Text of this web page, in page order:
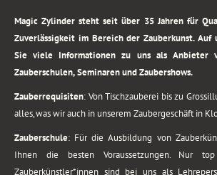
Magic Zylinder steht seit über 35 Jahren für
Zuverlässigkeit im Bereich der Zauberkunst. Auf
Sie viele Informationen zu uns als Anbieter
Zauberschulen, Seminaren und Zaubershows.
Zauberrequisiten: Von Tischzauberei bis zu
alles, was wir auch in unserem Zaubergeschäft in
Zauberschule: Für die Ausbildung von
Ihnen die besten Voraussetzungen. Nur
Zauberkünstler*innen sind bei uns als